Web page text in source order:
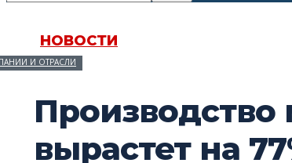
НОВОСТИ
И ОТРАСЛИ
Производство
вырастет на